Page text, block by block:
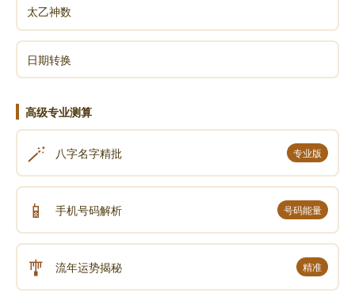
持续放生者，受佛菩萨、天地一切神仙赞叹护佑，功
德无量，必然有求必应。
消灾免难：称念“南无阿弥陀佛”第一功德，成就不可
学佛为成佛，一心专念“南无阿弥陀佛”，不怀疑不夹
杂，乘佛大愿力决定往生净土。
在此忏悔我所犯的一切恶念恶口恶行，忏悔我所犯的
一切邪淫重罪;此文若有错谬，我皆忏悔，若有功德，普
皆回向;愿分享此文的一切功德，皆悉回向给文章原作
者、易德轩、转载者、各位读者;愿一切冤亲债主及其六
亲眷属离苦得乐，福慧增进;愿断恶修善、广积阴德，发
菩提心、行菩萨道，持戒念佛、求生净土!
太乙神数
日期转换
高级专业测算
🪄 八字名字精批 专业版
📱 手机号码解析 号码能量
🎐 流年运势揭秘 精准